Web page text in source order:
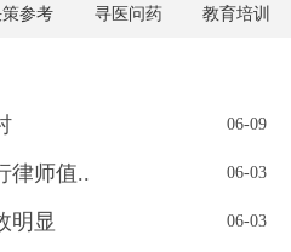
策参考 寻医问药 教育培训
06-09
律师值.. 06-03
明显 06-03